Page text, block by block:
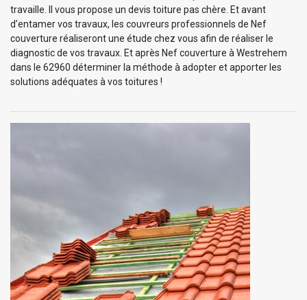
travaille. Il vous propose un devis toiture pas chère. Et avant
d’entamer vos travaux, les couvreurs professionnels de Nef
couverture réaliseront une étude chez vous afin de réaliser le
diagnostic de vos travaux. Et après Nef couverture à Westrehem
dans le 62960 déterminer la méthode à adopter et apporter les
solutions adéquates à vos toitures !